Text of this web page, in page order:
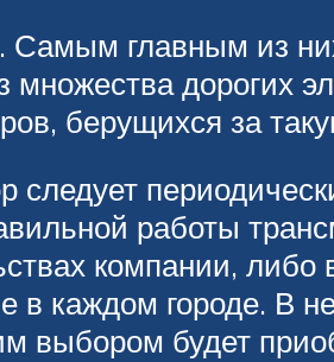
Самым главным из
множества дорогих
берущихся за
следует
работы
компании,
в каждом городе. В
выбором будет